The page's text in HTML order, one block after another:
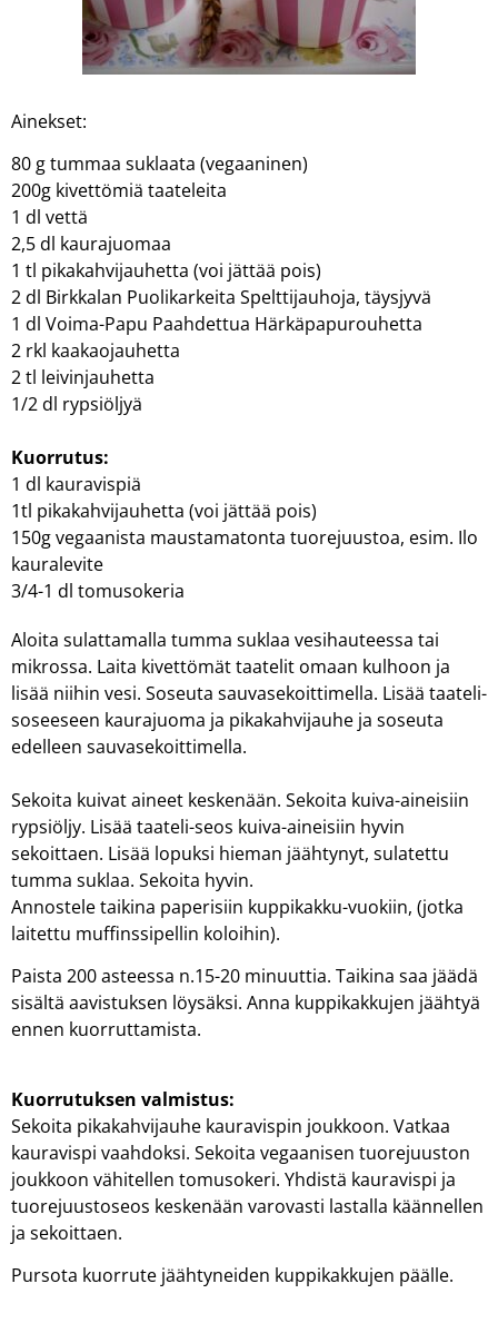
Ainekset:
80 g tummaa suklaata (vegaaninen)
200g kivettömiä taateleita
1 dl vettä
2,5 dl kaurajuomaa
1 tl pikakahvijauhetta (voi jättää pois)
2 dl Birkkalan Puolikarkeita Spelttijauhoja, täysjyvä
1 dl Voima-Papu Paahdettua Härkäpapurouhetta
2 rkl kaakaojauhetta
2 tl leivinjauhetta
1/2 dl rypsiöljyä
Kuorrutus:
1 dl kauravispiä
1tl pikakahvijauhetta (voi jättää pois)
150g vegaanista maustamatonta tuorejuustoa, esim. Ilo
kauralevite
3/4-1 dl tomusokeria
Aloita sulattamalla tumma suklaa vesihauteessa tai
mikrossa. Laita kivettömät taatelit omaan kulhoon ja
lisää niihin vesi. Soseuta sauvasekoittimella. Lisää taateli-
soseeseen kaurajuoma ja pikakahvijauhe ja soseuta
edelleen sauvasekoittimella.
Sekoita kuivat aineet keskenään. Sekoita kuiva-aineisiin
rypsiöljy. Lisää taateli-seos kuiva-aineisiin hyvin
sekoittaen. Lisää lopuksi hieman jäähtynyt, sulatettu
tumma suklaa. Sekoita hyvin.
Annostele taikina paperisiin kuppikakku-vuokiin, (jotka
laitettu muffinssipellin koloihin).
Paista 200 asteessa n.15-20 minuuttia. Taikina saa jäädä
sisältä aavistuksen löysäksi. Anna kuppikakkujen jäähtyä
ennen kuorruttamista.
Kuorrutuksen valmistus:
Sekoita pikakahvijauhe kauravispin joukkoon. Vatkaa
kauravispi vaahdoksi. Sekoita vegaanisen tuorejuuston
joukkoon vähitellen tomusokeri. Yhdistä kauravispi ja
tuorejuustoseos keskenään varovasti lastalla käännellen
ja sekoittaen.
Pursota kuorrute jäähtyneiden kuppikakkujen päälle.